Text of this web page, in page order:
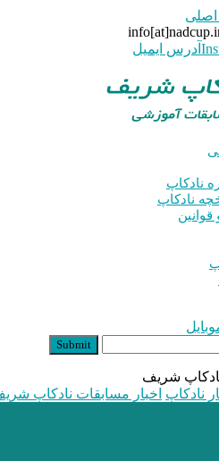
اصلی
آدرس ایمیل
نادکاپ
نادکاپ
Submit
شریف
نادکاپ اخبار مسابقات نادکاپ